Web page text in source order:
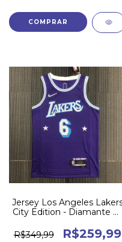
COMPRAR
Jersey Los Angeles
City Edition - Diamante 75
R$349,99
R$259,99